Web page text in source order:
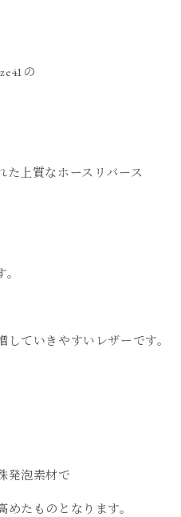
の
た上質なホースリバース
ていきやすいレザーです。
発泡素材で
たものとなります。